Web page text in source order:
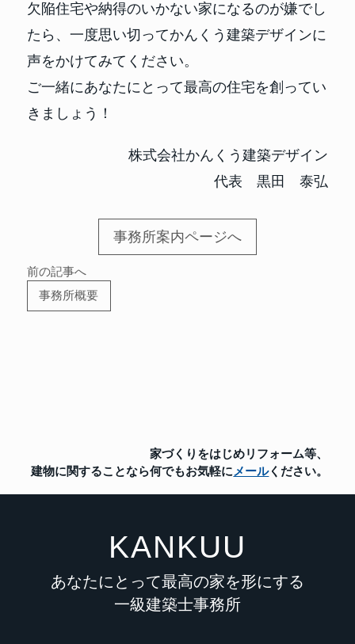
欠陥住宅や納得のいかない家になるのが嫌でし
たら、一度思い切ってかんくう建築デザインに
声をかけてみてください。
ご一緒にあなたにとって最高の住宅を創ってい
きましょう！
株式会社かんくう建築デザイン
代表 黒田 泰弘
事務所案内ページへ
前の記事へ
事務所概要
家づくりをはじめリフォーム等、
建物に関することなら何でもお気軽に メールください。
KANKUU
あなたにとって最高の家を形にする
一級建築士事務所